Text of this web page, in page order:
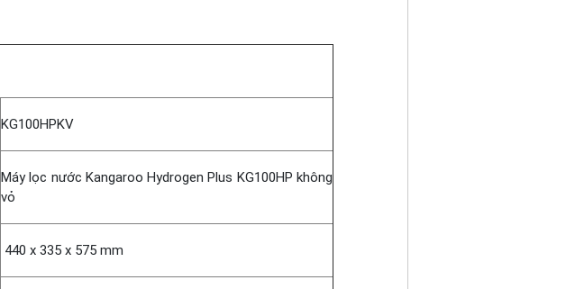
KG100HPKV
Máy lọc nước Kangaroo Hydrogen Plus KG100HP không
vỏ
440 x 335 x 575 mm